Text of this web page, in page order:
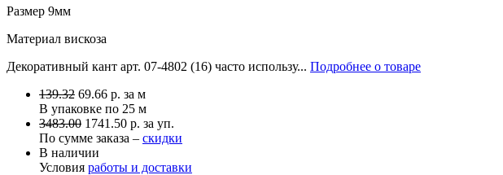
Размер 9мм
Материал вискоза
Декоративный кант арт. 07-4802 (16) часто использу... Подробнее о товаре
139.32 69.66 р. за м
В упаковке по 25 м
3483.00 1741.50 р. за уп.
По сумме заказа – скидки
В наличии
Условия работы и доставки